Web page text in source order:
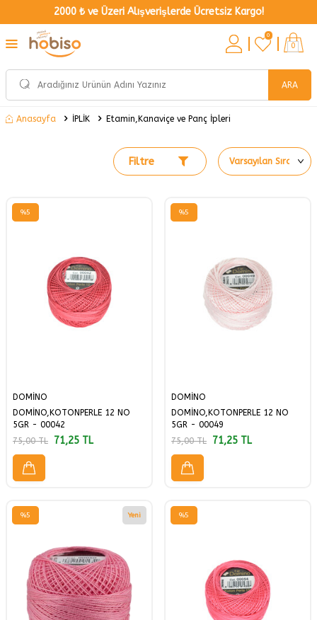
2000 ₺ ve Üzeri Alışverişlerde Ücretsiz Kargo!
ARA
0
0
Anasayfa İPLİK Etamin,Kanaviçe ve Panç İpleri
Filtre
%5
DOMİNO
DOMİNO,KOTONPERLE 12 NO
5GR - 00042
75,00TL 71,25 TL
%5
DOMİNO
DOMİNO,KOTONPERLE 12 NO
5GR - 00049
75,00TL 71,25 TL
%5 Yeni %5